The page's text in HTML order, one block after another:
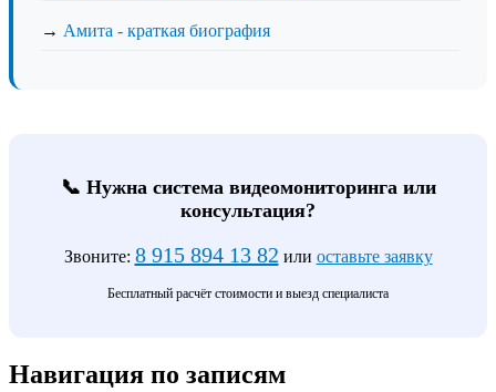
→ Амита - краткая биография
📞 Нужна система видеомониторинга или
консультация?
Звоните: 8 915 894 13 82 или оставьте заявку
Бесплатный расчёт стоимости и выезд специалиста
Навигация по записям